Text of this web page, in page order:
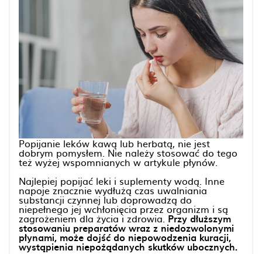
Popijanie leków kawą lub herbatą, nie jest
dobrym pomysłem. Nie należy stosować do tego
też wyżej wspomnianych w artykule płynów.
Najlepiej popijać leki i suplementy wodą. Inne
napoje znacznie wydłużą czas uwalniania
substancji czynnej lub doprowadzą do
niepełnego jej wchłonięcia przez organizm i są
zagrożeniem dla życia i zdrowia. Przy dłuższym
stosowaniu preparatów wraz z niedozwolonymi
płynami, może dojść do niepowodzenia kuracji,
wystąpienia niepożądanych skutków ubocznych.